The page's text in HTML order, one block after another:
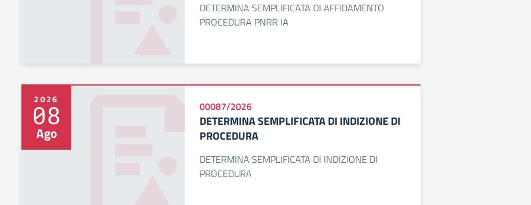
DETERMINA SEMPLIFICATA DI AFFIDAMENTO
PROCEDURA PNRR IA
2026
08
Ago
00087/2026
DETERMINA SEMPLIFICATA DI INDIZIONE DI
PROCEDURA
DETERMINA SEMPLIFICATA DI INDIZIONE DI
PROCEDURA